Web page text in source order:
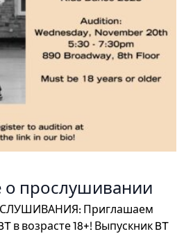
прослушивании
Приглашаем
в возрасте 18+! Выпускник BT